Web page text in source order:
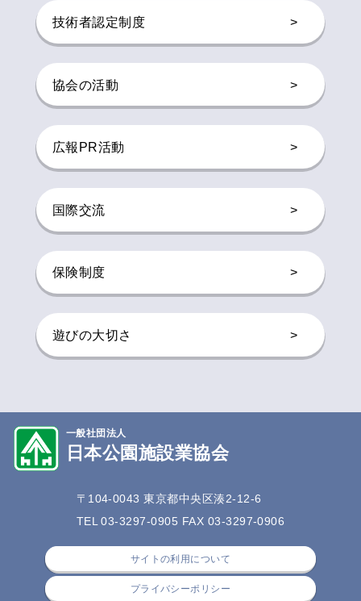
技術者認定制度 >
協会の活動 >
広報PR活動 >
国際交流 >
保険制度 >
遊びの大切さ >
一般社団法人
日本公園施設業協会
〒104-0043 東京都中央区湊2-12-6
TEL 03-3297-0905 FAX 03-3297-0906
サイトの利用について
プライバシーポリシー